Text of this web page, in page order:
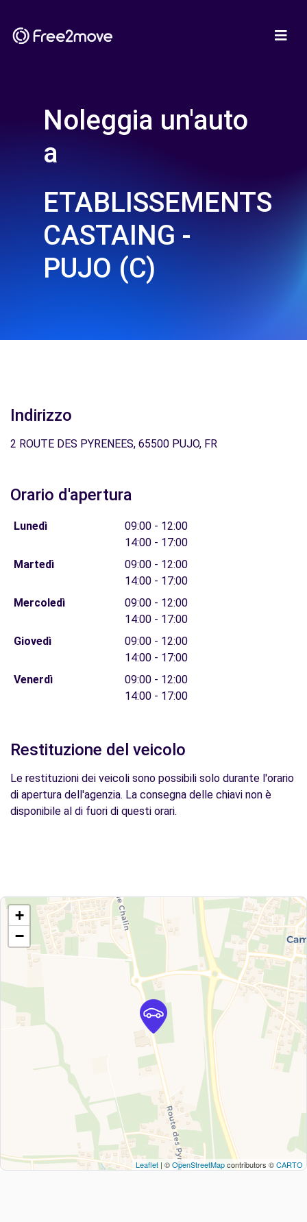
Noleggia un'auto
a
ETABLISSEMENTS
CASTAING -
PUJO (C)
Indirizzo
2 ROUTE DES PYRENEES, 65500 PUJO, FR
Orario d'apertura
Lunedì
09:00 - 12:00
14:00 - 17:00
Martedì
09:00 - 12:00
14:00 - 17:00
Mercoledì
09:00 - 12:00
14:00 - 17:00
Giovedì
09:00 - 12:00
14:00 - 17:00
Venerdì
09:00 - 12:00
14:00 - 17:00
Restituzione del veicolo
Le restituzioni dei veicoli sono possibili solo durante l'orario
di apertura dell'agenzia. La consegna delle chiavi non è
disponibile al di fuori di questi orari.
+
−
Leaflet | ©OpenStreetMapcontributors ©CARTO